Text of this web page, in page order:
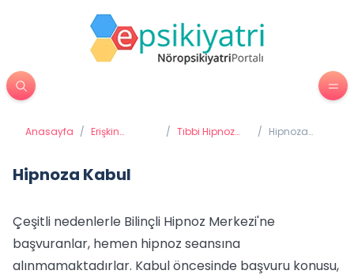
Anasayfa / Erişkin
/ Tıbbi Hipnoz
/ Hipnoza
Hipnoza Kabul
Çeşitli nedenlerle Bilinçli Hipnoz Merkezi'ne
başvuranlar, hemen hipnoz seansına
alınmamaktadırlar. Kabul öncesinde başvuru konusu,